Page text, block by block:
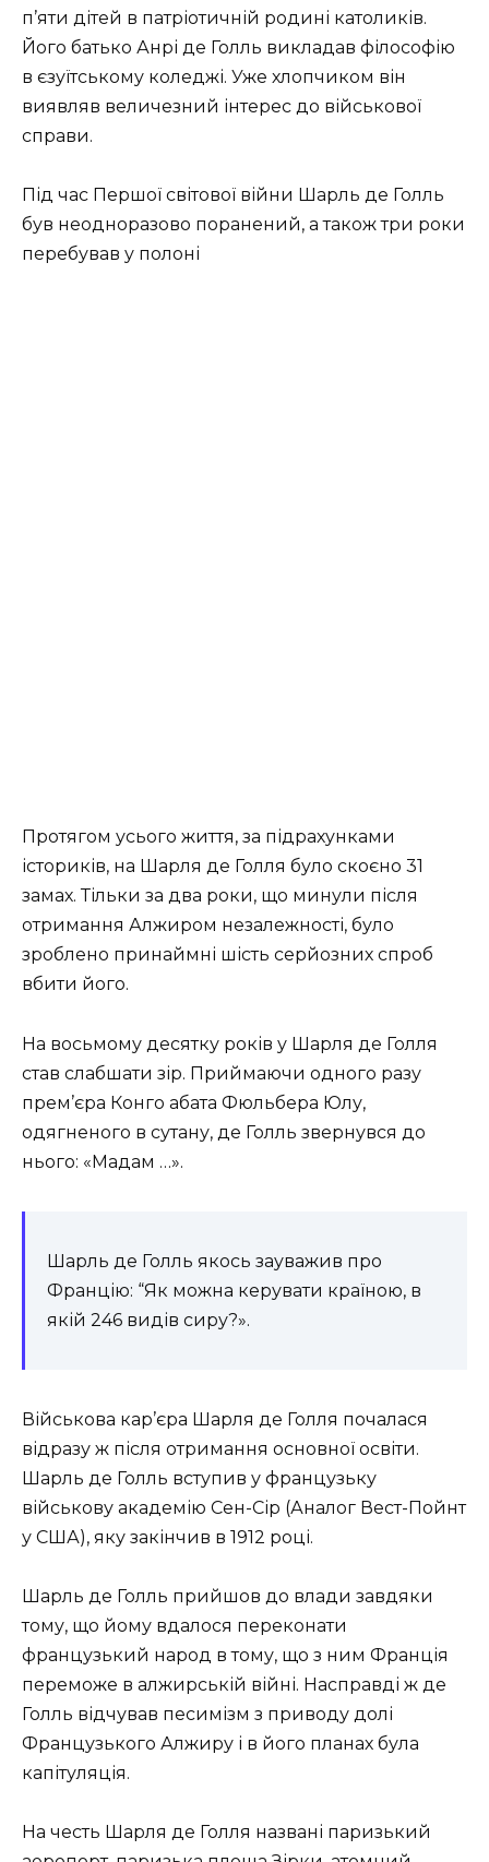
п’яти дітей в патріотичній родині католиків.
Його батько Анрі де Голль викладав філософію
в єзуїтському коледжі. Уже хлопчиком він
виявляв величезний інтерес до військової
справи.
Під час Першої світової війни Шарль де Голль
був неодноразово поранений, а також три роки
перебував у полоні
Протягом усього життя, за підрахунками
істориків, на Шарля де Голля було скоєно 31
замах. Тільки за два роки, що минули після
отримання Алжиром незалежності, було
зроблено принаймні шість серйозних спроб
вбити його.
На восьмому десятку років у Шарля де Голля
став слабшати зір. Приймаючи одного разу
прем’єра Конго абата Фюльбера Юлу,
одягненого в сутану, де Голль звернувся до
нього: «Мадам …».
Шарль де Голль якось зауважив про
Францію: “Як можна керувати країною, в
якій 246 видів сиру?».
Військова кар’єра Шарля де Голля почалася
відразу ж після отримання основної освіти.
Шарль де Голль вступив у французьку
військову академію Сен-Сір (Аналог Вест-Пойнт
у США), яку закінчив в 1912 році.
Шарль де Голль прийшов до влади завдяки
тому, що йому вдалося переконати
французький народ в тому, що з ним Франція
переможе в алжирській війні. Насправді ж де
Голль відчував песимізм з приводу долі
Французького Алжиру і в його планах була
капітуляція.
На честь Шарля де Голля названі паризький